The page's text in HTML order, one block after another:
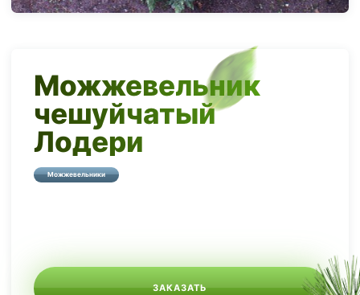
Можжевельник
чешуйчатый
Лодери
Можжевельники
ЗАКАЗАТЬ